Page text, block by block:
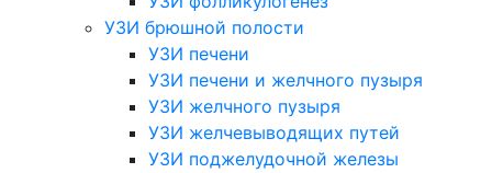
УЗИ брюшной полости
УЗИ печени
УЗИ печени и желчного пузыря
УЗИ желчного пузыря
УЗИ желчевыводящих путей
УЗИ поджелудочной железы